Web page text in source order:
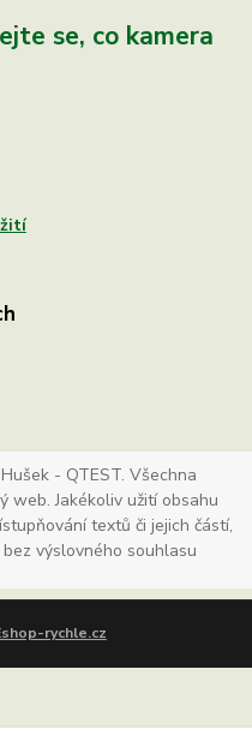
se, co kamera
- QTEST. Všechna
web. Jakékoliv užití obsahu
textů či jejich částí,
výslovného souhlasu
rychle.cz